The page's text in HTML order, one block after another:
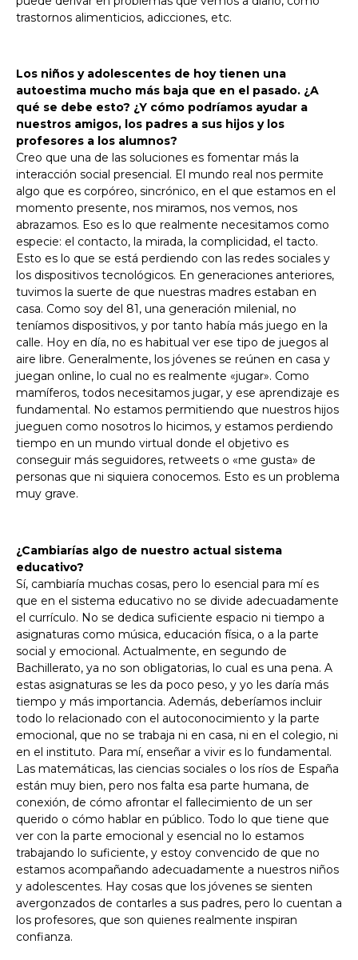
trastornos alimenticios, adicciones, etc.
Los niños y adolescentes de hoy tienen una
autoestima mucho más baja que en el pasado. ¿A
qué se debe esto? ¿Y cómo podríamos ayudar a
nuestros amigos, los padres a sus hijos y los
profesores a los alumnos?
Creo que una de las soluciones es fomentar más la
interacción social presencial. El mundo real nos permite
algo que es corpóreo, sincrónico, en el que estamos en el
momento presente, nos miramos, nos vemos, nos
abrazamos. Eso es lo que realmente necesitamos como
especie: el contacto, la mirada, la complicidad, el tacto.
Esto es lo que se está perdiendo con las redes sociales y
los dispositivos tecnológicos. En generaciones anteriores,
tuvimos la suerte de que nuestras madres estaban en
casa. Como soy del 81, una generación milenial, no
teníamos dispositivos, y por tanto había más juego en la
calle. Hoy en día, no es habitual ver ese tipo de juegos al
aire libre. Generalmente, los jóvenes se reúnen en casa y
juegan online, lo cual no es realmente «jugar». Como
mamíferos, todos necesitamos jugar, y ese aprendizaje es
fundamental. No estamos permitiendo que nuestros hijos
jueguen como nosotros lo hicimos, y estamos perdiendo
tiempo en un mundo virtual donde el objetivo es
conseguir más seguidores, retweets o «me gusta» de
personas que ni siquiera conocemos. Esto es un problema
muy grave.
¿Cambiarías algo de nuestro actual sistema
educativo?
Sí, cambiaría muchas cosas, pero lo esencial para mí es
que en el sistema educativo no se divide adecuadamente
el currículo. No se dedica suficiente espacio ni tiempo a
asignaturas como música, educación física, o a la parte
social y emocional. Actualmente, en segundo de
Bachillerato, ya no son obligatorias, lo cual es una pena. A
estas asignaturas se les da poco peso, y yo les daría más
tiempo y más importancia. Además, deberíamos incluir
todo lo relacionado con el autoconocimiento y la parte
emocional, que no se trabaja ni en casa, ni en el colegio, ni
en el instituto. Para mí, enseñar a vivir es lo fundamental.
Las matemáticas, las ciencias sociales o los ríos de España
están muy bien, pero nos falta esa parte humana, de
conexión, de cómo afrontar el fallecimiento de un ser
querido o cómo hablar en público. Todo lo que tiene que
ver con la parte emocional y esencial no lo estamos
trabajando lo suficiente, y estoy convencido de que no
estamos acompañando adecuadamente a nuestros niños
y adolescentes. Hay cosas que los jóvenes se sienten
avergonzados de contarles a sus padres, pero lo cuentan a
los profesores, que son quienes realmente inspiran
confianza.